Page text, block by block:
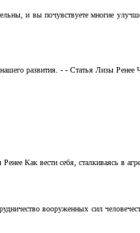
и вы почувствуете многие
развития. - - Статья Лизы Ренее
Как вести себя, сталкиваясь в
вооруженных сил